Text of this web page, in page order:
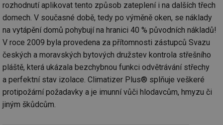
rozhodnutí aplikovat tento způsob zateplení i na dalších třech
domech. V současné době, tedy po výměně oken, se náklady
na vytápění domů pohybují na hranici 40 % původních nákladů!
V roce 2009 byla provedena za přítomnosti zástupců Svazu
českých a moravských bytových družstev kontrola střešního
pláště, která ukázala bezchybnou funkci odvětrávání střechy
a perfektní stav izolace. Climatizer Plus® splňuje veškeré
protipožární požadavky a je imunní vůči hlodavcům, hmyzu či
jiným škůdcům.